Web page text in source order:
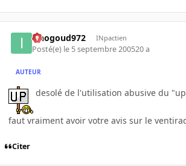
iznogoud972 INpactien
Posté(e) le 5 septembre 200520 a
AUTEUR
desolé de l'utilisation abusive du
faut vraiment avoir votre avis sur le
Citer